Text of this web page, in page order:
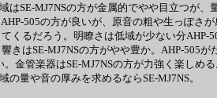
SE-MJ7NSの方が金属的でやや目立つが
505の方が良いが、原音の粗や生っぽさ
るだろう。明瞭さは低域が少ない分
きはSE-MJ7NSの方がやや豊か。AHP-
金管楽器はSE-MJ7NSの方が力強く楽し
量や音の厚みを求めるならSE-MJ7NS。